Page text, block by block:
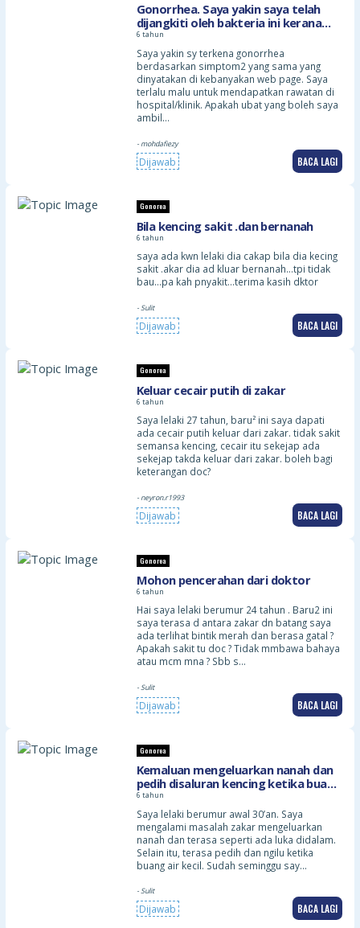
Gonorrhea. Saya yakin saya telah
dijangkiti oleh bakteria ini kerana
simptom yang sama terjadi pada
saya berdasarkan kebanyakan
portal2 kesihatan seperti cecair
keluar dr kemaluan dan rasa pedih
membuang air kecil
6 tahun
Saya yakin sy terkena gonorrhea
berdasarkan simptom2 yang sama yang
dinyatakan di kebanyakan web page. Saya
terlalu malu untuk mendapatkan rawatan di
hospital/klinik. Apakah ubat yang boleh saya
ambil…
- mohdafiezy
Dijawab BACA LAGI
Gonorea
Bila kencing sakit .dan bernanah
6 tahun
saya ada kwn lelaki dia cakap bila dia kecing
sakit .akar dia ad kluar bernanah…tpi tidak
bau…pa kah pnyakit…terima kasih dktor
- Sulit
Dijawab BACA LAGI
Gonorea
Keluar cecair putih di zakar
6 tahun
Saya lelaki 27 tahun, baru² ini saya dapati
ada cecair putih keluar dari zakar. tidak sakit
semansa kencing, cecair itu sekejap ada
sekejap takda keluar dari zakar. boleh bagi
keterangan doc?
- neyron.r1993
Dijawab BACA LAGI
Gonorea
Mohon pencerahan dari doktor
6 tahun
Hai saya lelaki berumur 24 tahun . Baru2 ini
saya terasa d antara zakar dn batang saya
ada terlihat bintik merah dan berasa gatal ?
Apakah sakit tu doc ? Tidak mmbawa bahaya
atau mcm mna ? Sbb s…
- Sulit
Dijawab BACA LAGI
Gonorea
Kemaluan mengeluarkan nanah dan
pedih disaluran kencing ketika buang
air kecil
6 tahun
Saya lelaki berumur awal 30’an. Saya
mengalami masalah zakar mengeluarkan
nanah dan terasa seperti ada luka didalam.
Selain itu, terasa pedih dan ngilu ketika
buang air kecil. Sudah seminggu say…
- Sulit
Dijawab BACA LAGI